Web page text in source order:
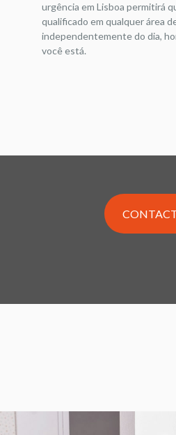
urgência em Lisboa permitirá
qualificado em qualquer área
independentemente do dia,
você está.